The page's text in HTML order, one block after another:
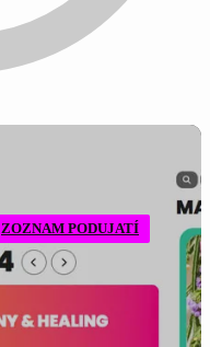
ZOZNAM PODUJATÍ